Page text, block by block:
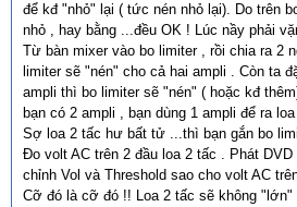
để kđ "nhỏ" lại ( tức nén nhỏ lại). Do trên
nhỏ , hay bằng ...đều OK ! Lúc nầy phải
Từ bàn mixer vào bo limiter , rồi chia ra 2
limiter sẽ "nén" cho cả hai ampli . Còn ta
ampli thì bo limiter sẽ "nén" ( hoặc kđ
bạn có 2 ampli , bạn dùng 1 ampli để ra
Sợ loa 2 tấc hư bất tử ...thì bạn gắn bo
Đo volt AC trên 2 đầu loa 2 tấc . Phát
chỉnh Vol và Threshold sao cho volt AC
Cỡ đó là cỡ đó !! Loa 2 tấc sẽ không "lớn"